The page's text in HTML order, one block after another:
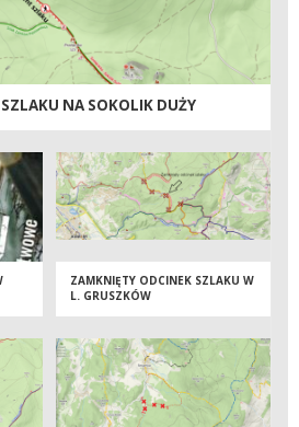
NA SOKOLIK DUŻY
ZAMKNIĘTY ODCINEK SZLAKU W
L. GRUSZKÓW